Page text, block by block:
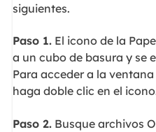
siguientes.
Paso 1.El icono de la
a un cubo de basura y se
Para acceder a la
haga doble clic en el
Paso 2.Busque archivos